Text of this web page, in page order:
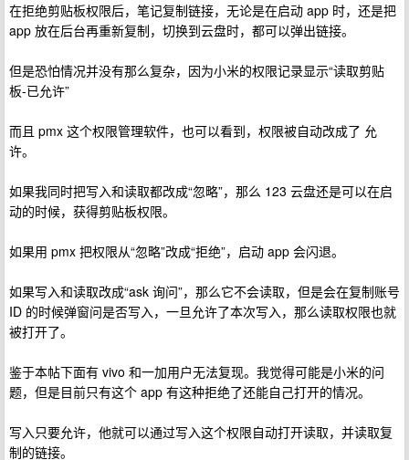
在拒绝剪贴板权限后，笔记复制链接，无论是在启动 app 时，还是把
app 放在后台再重新复制，切换到云盘时，都可以弹出链接。
但是恐怕情况并没有那么复杂，因为小米的权限记录显示“读取剪贴
板-已允许”
而且 pmx 这个权限管理软件，也可以看到，权限被自动改成了 允
许。
如果我同时把写入和读取都改成“忽略”，那么 123 云盘还是可以在启
动的时候，获得剪贴板权限。
如果用 pmx 把权限从“忽略”改成“拒绝”，启动 app 会闪退。
如果写入和读取改成“ask 询问”，那么它不会读取，但是会在复制账号
ID 的时候弹窗问是否写入，一旦允许了本次写入，那么读取权限也就
被打开了。
鉴于本帖下面有 vivo 和一加用户无法复现。我觉得可能是小米的问
题，但是目前只有这个 app 有这种拒绝了还能自己打开的情况。
写入只要允许，他就可以通过写入这个权限自动打开读取，并读取复
制的链接。